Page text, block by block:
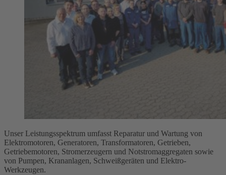
Unser Leistungsspektrum umfasst Reparatur und Wartung von
Elektromotoren, Generatoren, Transformatoren, Getrieben,
Getriebemotoren, Stromerzeugern und Notstromaggregaten sowie
von Pumpen, Krananlagen, Schweißgeräten und Elektro-
Werkzeugen.